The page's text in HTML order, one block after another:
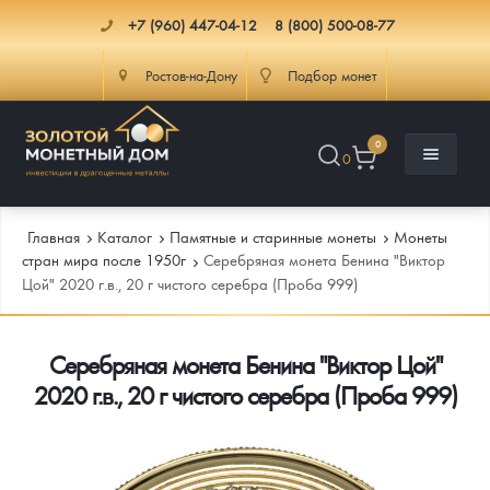
+7 (960) 447-04-12 8 (800) 500-08-77
Ростов-на-Дону Подбор монет
0
0
Каталог
Каталог Монет
Инвестиционные монеты
Монеты Россия и СССР
Памятные и старинные монеты
Инфо
Как сделать заказ
Главная Каталог Памятные и старинные монеты
Монеты
стран мира после 1950г
Серебряная монета Бенина "Виктор
Цой" 2020 г.в., 20 г чистого серебра (Проба 999)
Серебряная монета Бенина "Виктор Цой"
2020 г.в., 20 г чистого серебра (Проба 999)